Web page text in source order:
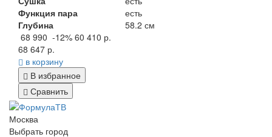
Функция пара
есть
Глубина
58.2 см
68 990 -12% 60 410 р.
68 647 р.
в корзину
В избранное
Сравнить
Москва
Выбрать город